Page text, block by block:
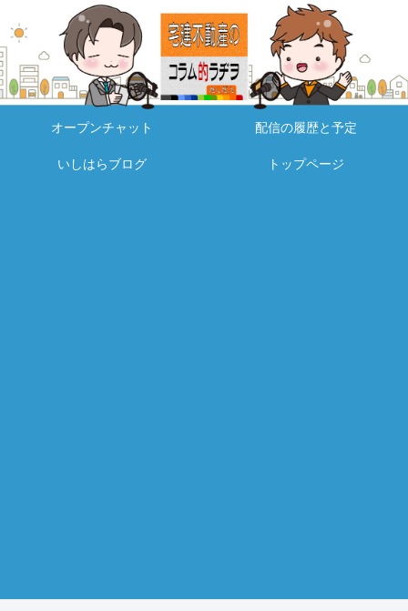
オープンチャット 配信の履歴と予定
いしはらブログ トップページ